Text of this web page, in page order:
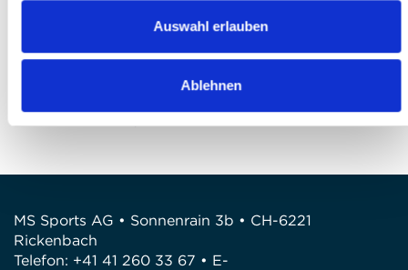
Auswahl erlauben
Ablehnen
MS Sports AG • Sonnenrain 3b • CH-6221
Rickenbach
Telefon: +41 41 260 33 67 • E-